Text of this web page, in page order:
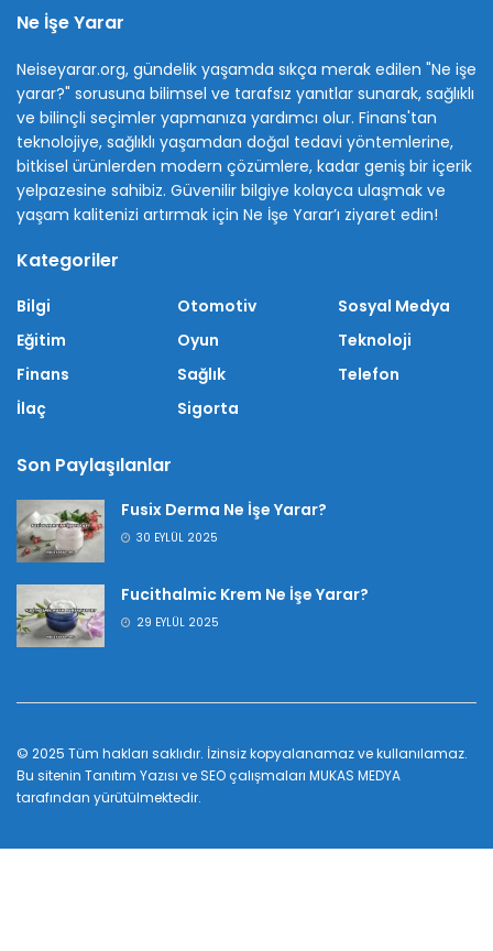
Ne İşe Yarar
Neiseyarar.org, gündelik yaşamda sıkça merak edilen "Ne işe
yarar?" sorusuna bilimsel ve tarafsız yanıtlar sunarak, sağlıklı
ve bilinçli seçimler yapmanıza yardımcı olur. Finans'tan
teknolojiye, sağlıklı yaşamdan doğal tedavi yöntemlerine,
bitkisel ürünlerden modern çözümlere, kadar geniş bir içerik
yelpazesine sahibiz. Güvenilir bilgiye kolayca ulaşmak ve
yaşam kalitenizi artırmak için Ne İşe Yarar’ı ziyaret edin!
Kategoriler
Bilgi
Eğitim
Finans
İlaç
Otomotiv
Oyun
Sağlık
Sigorta
Sosyal Medya
Teknoloji
Telefon
Son Paylaşılanlar
Fusix Derma Ne İşe Yarar?
30 EYLÜL 2025
Fucithalmic Krem Ne İşe Yarar?
29 EYLÜL 2025
© 2025 Tüm hakları saklıdır. İzinsiz kopyalanamaz ve kullanılamaz.
Bu sitenin Tanıtım Yazısı ve SEO çalışmaları MUKAS MEDYA
tarafından yürütülmektedir.